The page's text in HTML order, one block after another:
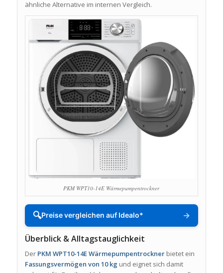
ähnliche Alternative im internen Vergleich.
PKM WPT10-14E Wärmepumpentrockner
🔍Preise vergleichen auf Idealo* →
Überblick & Alltagstauglichkeit
Der PKM WPT10-14E Wärmepumpentrocknerbietet ein
Fassungsvermögen von 10 kg und eignet sich damit